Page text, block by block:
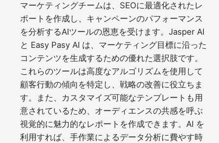
マーケティングチームは、SEOに最適化されたレ
ポートを作成し、キャンペーンのパフォーマンス
を分析するAIツールの恩恵を受けます。Jasper AI
と Easy Pasy AI は、マーケティング目標に沿った
コンテンツを生成するための優れた選択肢です。
これらのツールは高度なアルゴリズムを使用して
顧客行動の傾向を特定し、戦略の改善に役立ちま
す。また、カスタマイズ可能なテンプレートも用
意されているため、オーディエンスの共感を呼ぶ
視覚的に魅力的なレポートを作成できます。AI を
利用すれば、手作業によるデータ分析に費やす時